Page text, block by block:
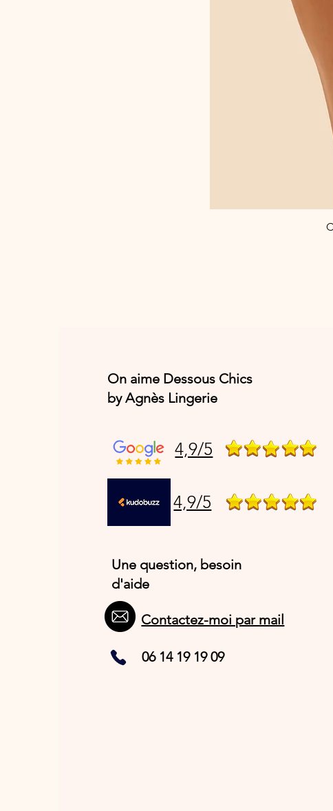
On aime Dessous Chics
by Agnès Lingerie
4,9/5
4,9/5
Une question, besoin
d'aide
Contactez-moi par mail
06 14 19 19 09